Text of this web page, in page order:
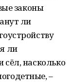
законы
ли
ли
насколько
–